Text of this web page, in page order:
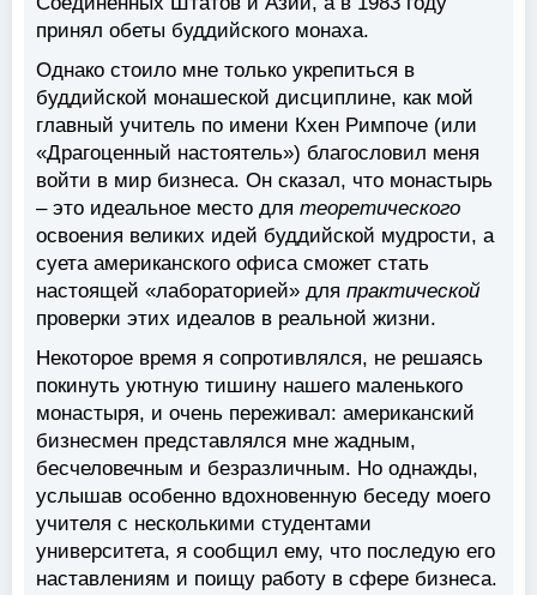
принял обеты буддийского монаха.
Однако стоило мне только укрепиться в
буддийской монашеской дисциплине, как мой
главный учитель по имени Кхен Римпоче (или
«Драгоценный настоятель») благословил меня
войти в мир бизнеса. Он сказал, что монастырь
– это идеальное место для теоретического
освоения великих идей буддийской мудрости, а
суета американского офиса сможет стать
настоящей «лабораторией» для практической
проверки этих идеалов в реальной жизни.
Некоторое время я сопротивлялся, не решаясь
покинуть уютную тишину нашего маленького
монастыря, и очень переживал: американский
бизнесмен представлялся мне жадным,
бесчеловечным и безразличным. Но однажды,
услышав особенно вдохновенную беседу моего
учителя с несколькими студентами
университета, я сообщил ему, что последую его
наставлениям и поищу работу в сфере бизнеса.